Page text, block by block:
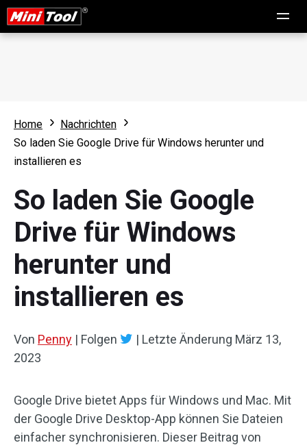
Home
Nachrichten
So laden Sie Google Drive für Windows herunter und
installieren es
So laden Sie Google
Drive für Windows
herunter und
installieren es
Von Penny | Folgen | Letzte Änderung März 13,
2023
Google Drive bietet Apps für Windows und Mac. Mit
der Google Drive Desktop-App können Sie Dateien
einfacher synchronisieren. Dieser Beitrag von